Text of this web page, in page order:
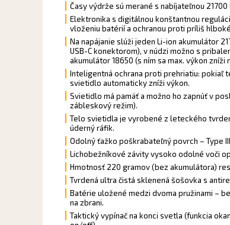
Časy výdrže sú merané s nabíjateľnou
Elektronika s digitálnou konštantnou
vloženiu batérií a ochranou proti príliš
Na napájanie slúži jeden Li-ion akumulátor
USB-C konektorom), v núdzi možno s
akumulátor 18650 (s ním sa max. výkon zníži
Inteligentná ochrana proti prehriatiu: pokiaľ
svietidlo automaticky zníži výkon.
Svietidlo má pamäť a možno ho zapnúť v
zábleskový režim).
Telo svietidla je vyrobené z leteckého
úderný ráfik.
Odolný ťažko poškrabateľný povrch – Type
Lichobežníkové závity vysoko odolné voči
Hmotnosť 220 gramov (bez akumulátora)
Tvrdená ultra čistá sklenená šošovka s
Batérie uložené medzi dvoma pružinami –
na zbrani.
Taktický vypínač na konci svetla (funkcia